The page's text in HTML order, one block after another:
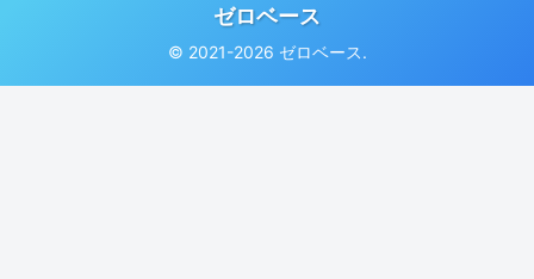
ゼロベース
© 2021-2026 ゼロベース.